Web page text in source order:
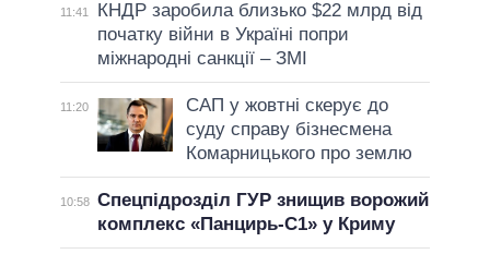
11:41
КНДР заробила близько $22 млрд від
початку війни в Україні попри
міжнародні санкції – ЗМІ
11:20
САП у жовтні скерує до
суду справу бізнесмена
Комарницького про землю
10:58 Спецпідрозділ ГУР знищив ворожий
комплекс «Панцирь-С1» у Криму